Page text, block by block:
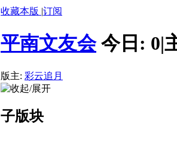
收藏本版 |订阅
平南文友会 今日: 0|
版主: 彩云追月
子版块